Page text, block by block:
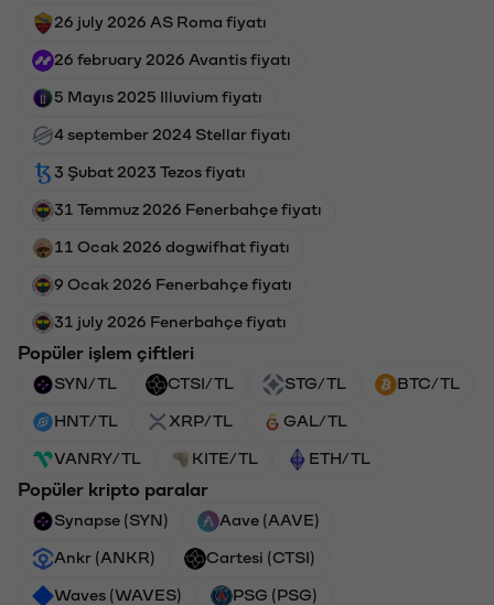
26 july 2026 AS Roma fiyatı
26 february 2026 Avantis fiyatı
5 Mayıs 2025 Illuvium fiyatı
4 september 2024 Stellar fiyatı
3 Şubat 2023 Tezos fiyatı
31 Temmuz 2026 Fenerbahçe fiyatı
11 Ocak 2026 dogwifhat fiyatı
9 Ocak 2026 Fenerbahçe fiyatı
31 july 2026 Fenerbahçe fiyatı
Popüler işlem çiftleri
SYN/TL CTSI/TL STG/TL BTC/TL
HNT/TL XRP/TL GAL/TL
VANRY/TL KITE/TL ETH/TL
Popüler kripto paralar
Synapse (SYN) Aave (AAVE)
Ankr (ANKR) Cartesi (CTSI)
Waves (WAVES) PSG (PSG)